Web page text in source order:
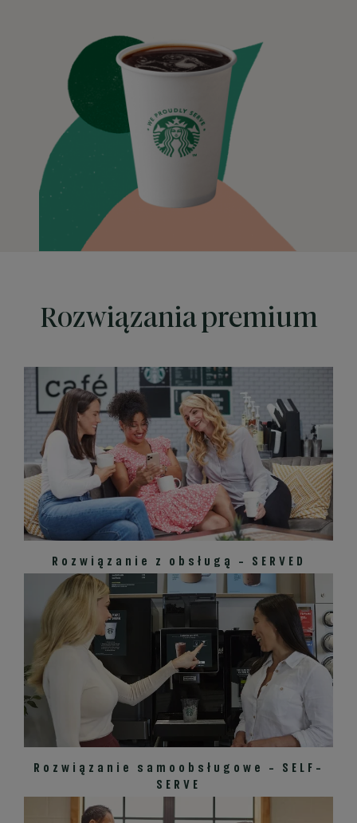
Rozwiązania premium
Rozwiązanie z obsługą - SERVED
Rozwiązanie samoobsługowe - SELF-
SERVE